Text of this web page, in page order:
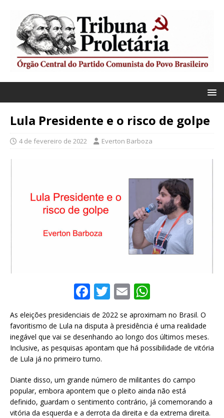
Lula Presidente e o risco de golpe
4 de fevereiro de 2022 Everton Barboza
F
a
c
e
b
o
o
k
T
w
it
te
r
E
ai
l
at
s
A
p
As eleições presidenciais de 2022 se aproximam no Brasil. O
favoritismo de Lula na disputa à presidência é uma realidade
inegável que vai se desenhando ao longo dos últimos meses.
Inclusive, as pesquisas apontam que há possibilidade de vitória
de Lula já no primeiro turno.
Diante disso, um grande número de militantes do campo
popular, embora apontem que o pleito ainda não está
definido, guardam o sentimento contrário, já comemorando a
vitória da esquerda e a derrota da direita e da extrema direita.